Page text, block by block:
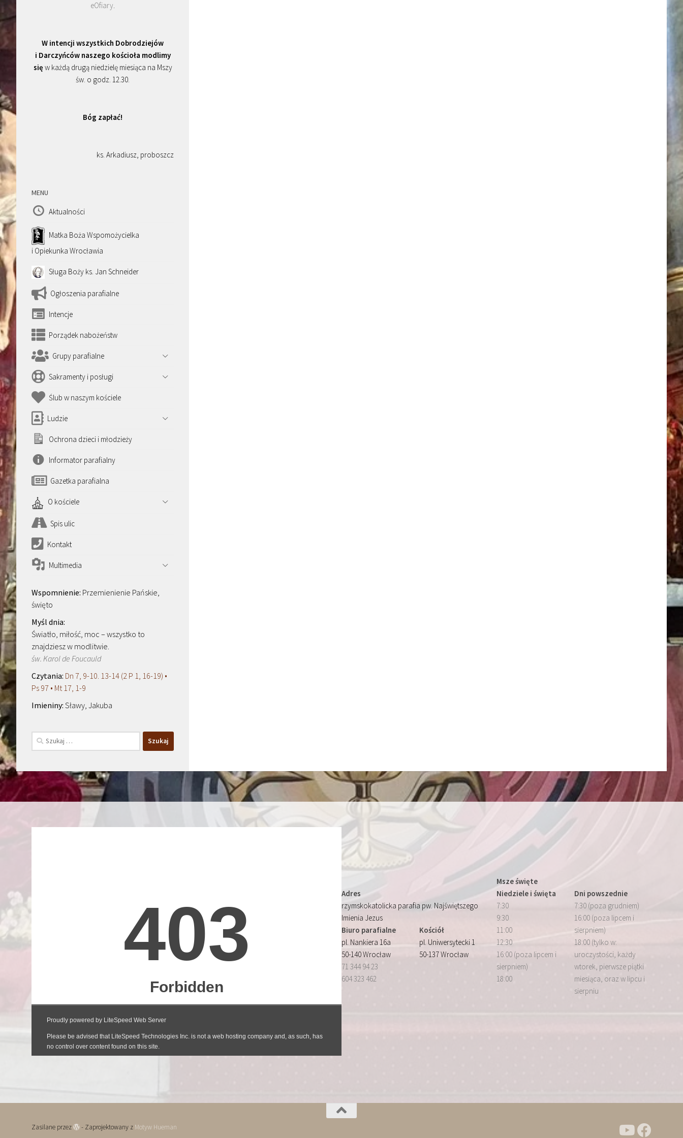
eOfiary.
W intencji wszystkich Dobrodziejów
i Darczyńców naszego kościoła modlimy
się w każdą drugą niedzielę miesiąca na Mszy
św. o godz. 12.30.
Bóg zapłać!
ks. Arkadiusz, proboszcz
MENU
Aktualności
Matka Boża Wspomożycielka
i Opiekunka Wrocławia
Sługa Boży ks. Jan Schneider
Ogłoszenia parafialne
Intencje
Porządek nabożeństw
Grupy parafialne
Sakramenty i posługi
Ślub w naszym kościele
Ludzie
Ochrona dzieci i młodzieży
Informator parafialny
Gazetka parafialna
O kościele
Spis ulic
Kontakt
Multimedia
Przemienienie Pańskie,
święto
Światło, miłość, moc – wszystko to
znajdziesz w modlitwie.
św. Karol de Foucauld
Dn 7, 9-10. 13-14 (2 P 1, 16-19) •
Ps 97 • Mt 17, 1-9
Sławy, Jakuba
Szukaj:
Adres
rzymskokatolicka parafia pw. Najświętszego
Imienia Jezus
Biuro parafialne
pl. Nankiera 16a
50-140 Wrocław
71 344 94 23
604 323 462
Kościół
pl. Uniwersytecki 1
50-137 Wrocław
Msze święte
Niedziele i święta
7:30
9:30
11:00
12:30
16:00 (poza lipcem i
sierpniem)
18:00
Dni powszednie
7:30 (poza grudniem)
16:00 (poza lipcem i
sierpniem)
18:00 (tylko w:
uroczystości, każdy
wtorek, pierwsze piątki
miesiąca, oraz w lipcu i
sierpniu
Zasilane przez - Zaprojektowany z Motyw Hueman